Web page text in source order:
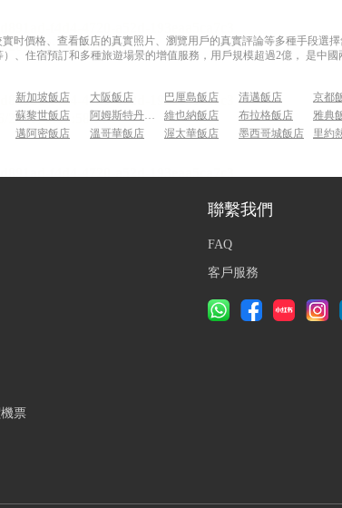
时價格、查看飯店的真實照片、瀏覽用戶的真實評論等多種手段選
、住宿預訂和多種旅遊場景的增值服務，用戶規模超過2億， 是中
新加坡飯店 大阪飯店 巴厘島飯店 清邁飯店 京都
蘇黎世飯店 阿姆斯特丹飯店 維也納飯店 布拉格飯店 雅典
邁阿密飯店 溫哥華飯店 渥太華飯店 墨西哥城飯店
票
聯繫我們
FAQ
客戶服務